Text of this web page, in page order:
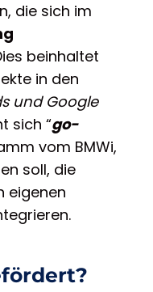
die sich im
beinhaltet
in den
und Google
sich “go-
vom BMWi,
soll, die
eigenen